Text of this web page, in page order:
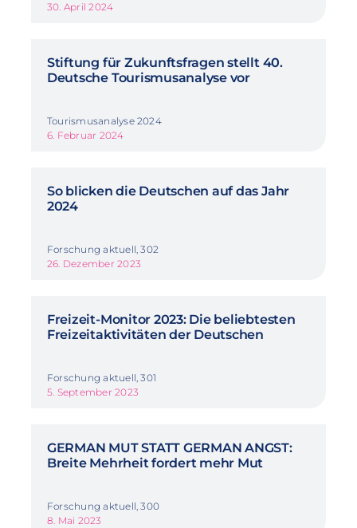
30. April 2024
Stiftung für Zukunftsfragen stellt 40.
Deutsche Tourismusanalyse vor
Tourismusanalyse 2024
6. Februar 2024
So blicken die Deutschen auf das Jahr
2024
Forschung aktuell, 302
26. Dezember 2023
Freizeit-Monitor 2023: Die beliebtesten
Freizeitaktivitäten der Deutschen
Forschung aktuell, 301
5. September 2023
GERMAN MUT STATT GERMAN ANGST:
Breite Mehrheit fordert mehr Mut
Forschung aktuell, 300
8. Mai 2023